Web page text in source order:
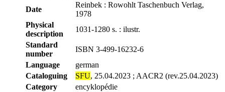
Date
Reinbek : Rowohlt Taschenbuch Verlag,
1978
Physical
description
1031-1280 s. : ilustr.
Standard
number
ISBN 3-499-16232-6
Language
german
Cataloguing
SFU, 25.04.2023 ; AACR2 (rev.25.04.2023)
Category
encyklopédie